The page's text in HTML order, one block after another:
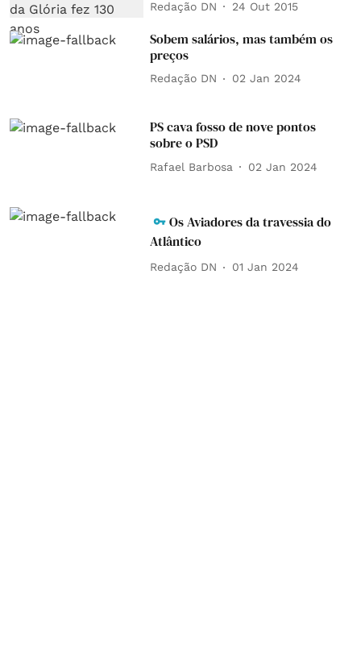
Redação DN 24 Out 2015
Sobem salários, mas também os
preços
Redação DN 02 Jan 2024
PS cava fosso de nove pontos
sobre o PSD
Rafael Barbosa 02 Jan 2024
Os Aviadores da travessia do
Atlântico
Redação DN 01 Jan 2024